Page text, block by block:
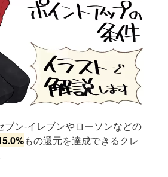
ン‐イレブンやローソンなどの
もの還元を達成できるクレ